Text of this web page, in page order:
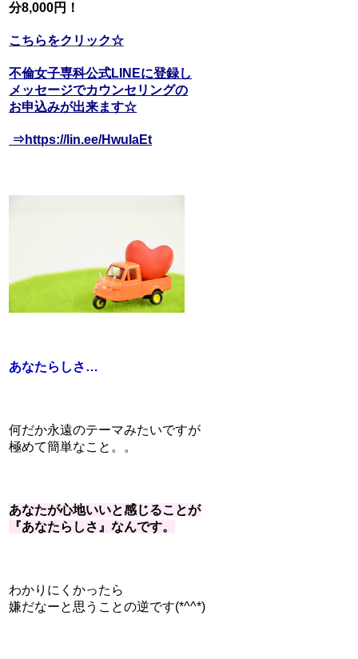
分8,000円！
こちらをクリック☆
不倫女子専科公式LINEに登録し
メッセージでカウンセリングの
お申込みが出来ます☆
⇒https://lin.ee/HwuIaEt
あなたらしさ…
何だか永遠のテーマみたいですが
極めて簡単なこと。。
あなたが心地いいと感じることが
『あなたらしさ』なんです。
わかりにくかったら
嫌だなーと思うことの逆です(*^^*)